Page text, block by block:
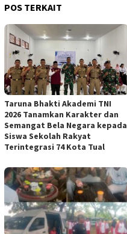
POS TERKAIT
Taruna Bhakti Akademi TNI
2026 Tanamkan Karakter dan
Semangat Bela Negara kepada
Siswa Sekolah Rakyat
Terintegrasi 74 Kota Tual